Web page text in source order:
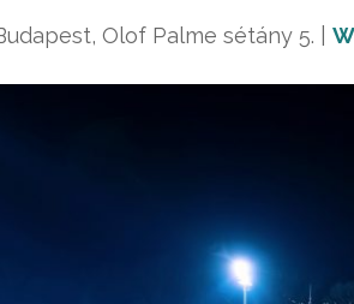
Olof Palme sétány 5.